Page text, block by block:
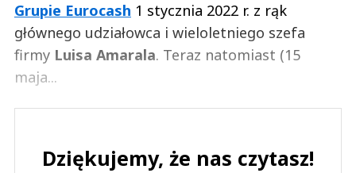
Grupie Eurocash 1 stycznia 2022 r. z rąk
głównego udziałowca i wieloletniego szefa
firmy Luisa Amarala. Teraz natomiast (15
maja...
Dziękujemy, że nas czytasz!